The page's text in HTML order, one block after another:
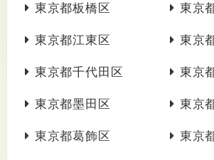
東京都板橋区 東京
東京都江東区 東京
東京都千代田区 東京
東京都墨田区 東京
東京都葛飾区 東京